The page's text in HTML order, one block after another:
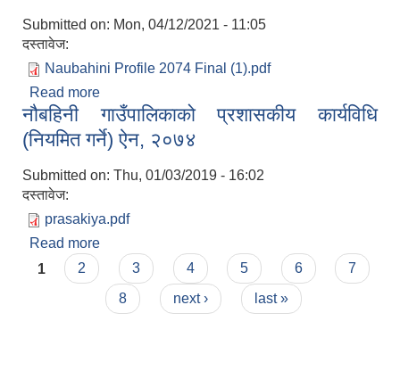
Submitted on: Mon, 04/12/2021 - 11:05
दस्तावेज:
Naubahini Profile 2074 Final (1).pdf
Read more
नौबहिनी गाउँपालिकाको प्रशासकीय कार्यविधि
(नियमित गर्ने) ऐन, २०७४
Submitted on: Thu, 01/03/2019 - 16:02
दस्तावेज:
prasakiya.pdf
Read more
(नियमित गर्ने) ऐन, २०७४
Pages
1 2 3 4 5 6
7
8
next › last »